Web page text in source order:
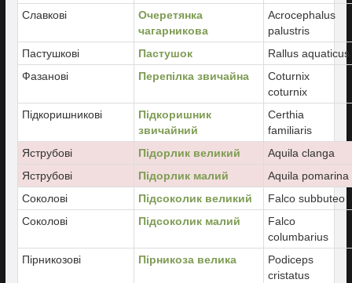
Славкові
Очеретянка
чагарникова
Acrocephalus
palustris
Пастушкові
Пастушок
Rallus aquaticus
Фазанові
Перепілка звичайна
Coturnix
coturnix
Підкоришникові
Підкоришник
звичайний
Certhia
familiaris
Яструбові
Підорлик великий
Aquila clanga
Яструбові
Підорлик малий
Aquila pomarina
Соколові
Підсоколик великий
Falco subbuteo
Соколові
Підсоколик малий
Falco
columbarius
Пірникозові
Пірникоза велика
Podiceps
cristatus